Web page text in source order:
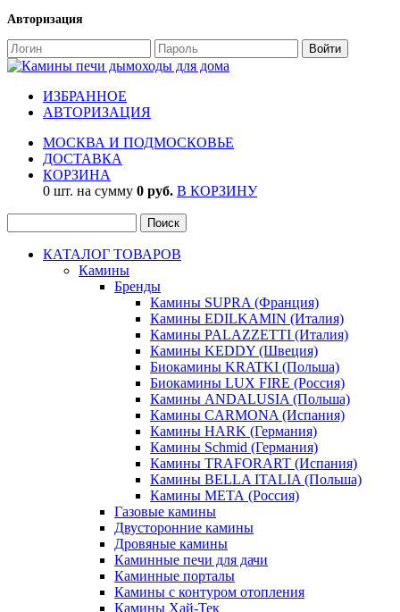
Авторизация
ИЗБРАННОЕ
АВТОРИЗАЦИЯ
МОСКВА И ПОДМОСКОВЬЕ
ДОСТАВКА
КОРЗИНА
0 шт. на сумму 0 руб. В КОРЗИНУ
КАТАЛОГ ТОВАРОВ
Камины
Бренды
Камины SUPRA (Франция)
Камины EDILKAMIN (Италия)
Камины PALAZZETTI (Италия)
Камины KEDDY (Швеция)
Биокамины KRATKI (Польша)
Биокамины LUX FIRE (Россия)
Камины ANDALUSIA (Польша)
Камины CARMONA (Испания)
Камины HARK (Германия)
Камины Schmid (Германия)
Камины TRAFORART (Испания)
Камины BELLA ITALIA (Польша)
Камины МЕТА (Россия)
Газовые камины
Двусторонние камины
Дровяные камины
Каминные печи для дачи
Каминные порталы
Камины с контуром отопления
Камины Хай-Тек